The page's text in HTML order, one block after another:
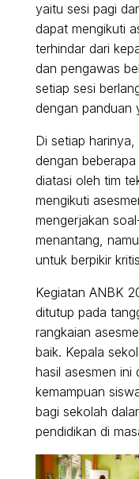
yaitu sesi pagi
dapat mengikuti
terhindar dari
dan pengawas
setiap sesi
dengan panduan
Di setiap
dengan
diatasi oleh tim
mengikuti
mengerjakan
menantang,
untuk berpikir
Kegiatan ANBK
ditutup pada
rangkaian
baik. Kepala
hasil asesmen ini
kemampuan
bagi sekolah
pendidikan di